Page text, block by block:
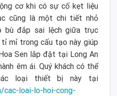
cơ khi có sự cố kẹt liệu
cũng là một chi tiết nhỏ
bù đắp sai lệch giữa trục
mỉ trong cấu tạo này giúp
Sen lắp đặt tại Long An
êm ái. Quý khách có thể
loại thiết bị này tại
loai-lo-hoi-cong-